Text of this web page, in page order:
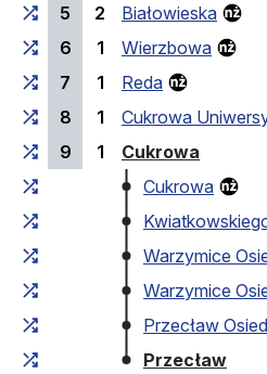
5
2
Białowieska
6
1
Wierzbowa
7
1
Reda
8
1
Cukrowa
9
1 Cukrowa
Cukrowa
Warzymice
Warzymice
Przecław
Przecław(last